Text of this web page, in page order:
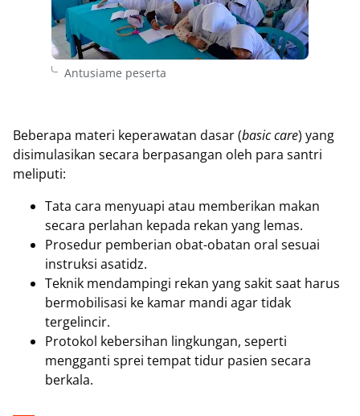
Antusiame peserta
Beberapa materi keperawatan dasar (basic care) yang
disimulasikan secara berpasangan oleh para santri
meliputi:
Tata cara menyuapi atau memberikan makan
secara perlahan kepada rekan yang lemas.
Prosedur pemberian obat-obatan oral sesuai
instruksi asatidz.
Teknik mendampingi rekan yang sakit saat harus
bermobilisasi ke kamar mandi agar tidak
tergelincir.
Protokol kebersihan lingkungan, seperti
mengganti sprei tempat tidur pasien secara
berkala.